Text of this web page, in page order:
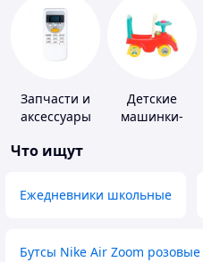
Запчасти и
аксессуары
кондиционеров
Детские
машинки-
Что ищут
Ежедневники школьные
Бутсы Nike Air Zoom розовые